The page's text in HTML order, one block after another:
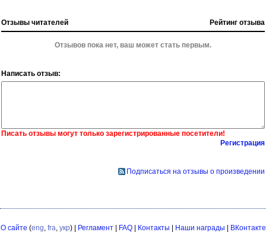
Отзывы читателей Рейтинг отзыва
Отзывов пока нет, ваш может стать первым.
Написать отзыв:
Писать отзывы могут только зарегистрированные посетители!
Регистрация
Подписаться на отзывы о произведении
О сайте (eng fra укр) | Регламент| FAQ| Контакты | Наши награды | ВКонтакте